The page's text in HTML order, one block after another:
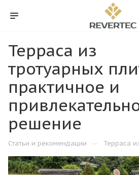
Терраса из
тротуарных
практичное и
решение
Статьи и рекомендации — Терраса